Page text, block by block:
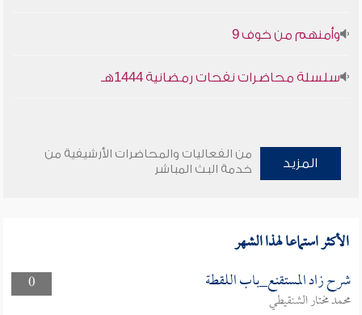
وأمنهم من خوف 9
سلسلة محاضرات نفحات رمضانية 1444هـ
المزيد
من الفعاليات والمحاضرات الأرشيفية من
خدمة البث المباشر
الأكثر استماعا لهذا الشهر
0 شرح زاد المستقنع_باب اللقطة
محمد مختار الشنقيطي